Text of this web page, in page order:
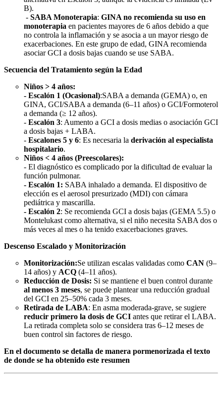
B).
- SABA Monoterapia: GINA no recomienda su uso en
monoterapia en pacientes mayores de 6 años debido a que
no controla la inflamación y se asocia a un mayor riesgo de
exacerbaciones. En este grupo de edad, GINA recomienda
asociar GCI a dosis bajas cuando se use SABA.
Secuencia del Tratamiento según la Edad
Niños > 4 años:
- Escalón 1 (Ocasional):SABA a demanda (GEMA) o, en
GINA, GCI/SABA a demanda (6–11 años) o GCI/Formoterol
a demanda (≥ 12 años).
- Escalón 3: Aumento a GCI a dosis medias o asociación GCI
a dosis bajas + LABA.
- Escalones 5 y 6: Es necesaria la derivación al especialista
hospitalario.
Niños < 4 años (Preescolares):
- El diagnóstico es complicado por la dificultad de evaluar la
función pulmonar.
- Escalón 1: SABA inhalado a demanda. El dispositivo de
elección es el aerosol presurizado (MDI) con cámara
pediátrica y mascarilla.
- Escalón 2: Se recomienda GCI a dosis bajas (GEMA 5.5) o
Montelukast como alternativa, si el niño necesita SABA dos o
más veces al mes o ha tenido exacerbaciones graves.
Descenso Escalado y Monitorización
Monitorización:Se utilizan escalas validadas como CAN (9–
14 años) y ACQ (4–11 años).
Reducción de Dosis: Si se mantiene el buen control durante
al menos 3 meses, se puede plantear una reducción gradual
del GCI en 25–50% cada 3 meses.
Retirada de LABA: En asma moderada-grave, se sugiere
reducir primero la dosis de GCI antes que retirar el LABA.
La retirada completa solo se considera tras 6–12 meses de
buen control sin factores de riesgo.
En el documento se detalla de manera pormenorizada el texto
de donde se ha obtenido este resumen